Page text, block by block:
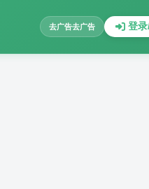
去广告去广告 登